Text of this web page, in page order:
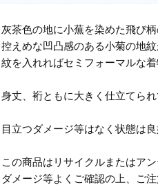
灰茶色の地に小蕪を染めた飛び柄
控えめな凹凸感のある小菊の地
紋を入れればセミフォーマルな
身丈、裄ともに大きく仕立てら
目立つダメージ等はなく状態は良
この商品はリサイクルまたはアン
ダメージ等よくご確認の上、ご注